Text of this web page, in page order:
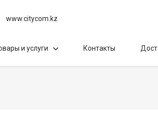
www.citycom.kz
и услуги Контакты